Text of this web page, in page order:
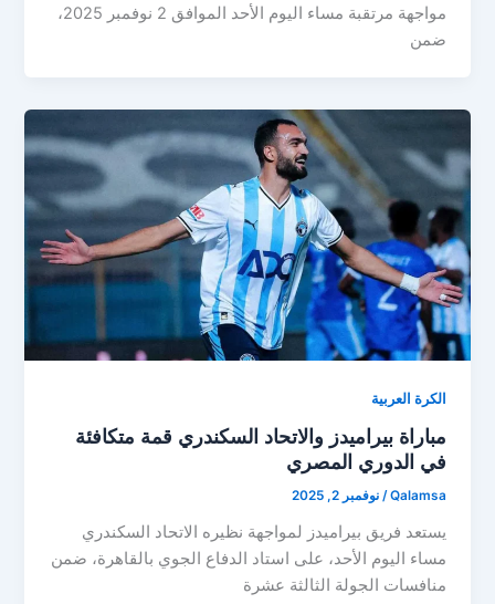
مواجهة مرتقبة مساء اليوم الأحد الموافق 2 نوفمبر 2025،
ضمن
الكرة العربية
مباراة بيراميدز والاتحاد السكندري قمة متكافئة
في الدوري المصري
Qalamsa
/نوفمبر 2, 2025
يستعد فريق بيراميدز لمواجهة نظيره الاتحاد السكندري
مساء اليوم الأحد، على استاد الدفاع الجوي بالقاهرة، ضمن
منافسات الجولة الثالثة عشرة